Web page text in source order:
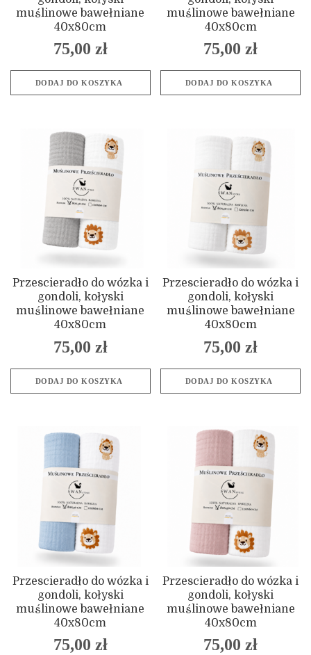
muślinowe bawełniane
40x80cm
75,00 zł
DODAJ DO KOSZYKA
muślinowe bawełniane
40x80cm
75,00zł
DODAJ DO KOSZYKA
Przescieradło do wózka i
gondoli, kołyski
muślinowe bawełniane
40x80cm
75,00 zł
DODAJ DO KOSZYKA
Przescieradło do wózka i
gondoli, kołyski
muślinowe bawełniane
40x80cm
75,00 zł
DODAJ DO KOSZYKA
Przescieradło do wózka i
gondoli, kołyski
muślinowe bawełniane
40x80cm
75,00 zł
Przescieradło do wózka i
gondoli, kołyski
muślinowe bawełniane
40x80cm
75,00zł